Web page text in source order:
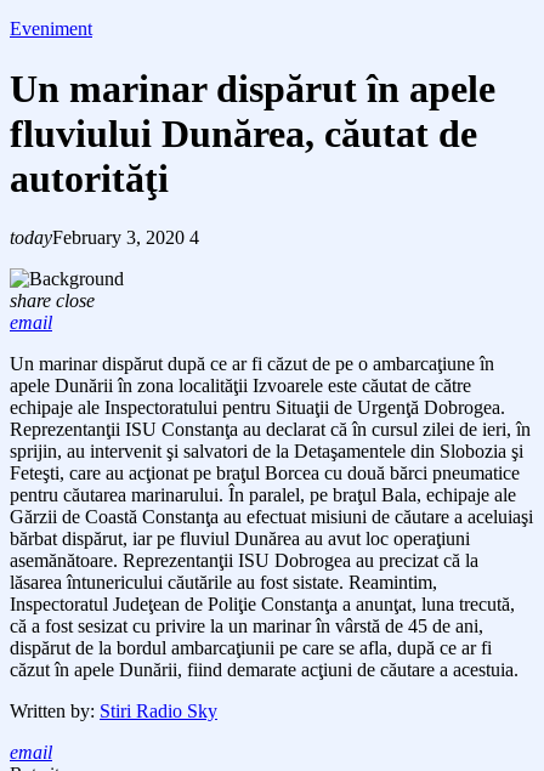
Eveniment
Un marinar dispărut în apele
fluviului Dunărea, căutat de
autorităţi
todayFebruary 3, 2020 4
share close
email
Un marinar dispărut după ce ar fi căzut de pe o ambarcaţiune în
apele Dunării în zona localităţii Izvoarele este căutat de către
echipaje ale Inspectoratului pentru Situaţii de Urgenţă Dobrogea.
Reprezentanţii ISU Constanţa au declarat că în cursul zilei de ieri, în
sprijin, au intervenit şi salvatori de la Detaşamentele din Slobozia şi
Feteşti, care au acţionat pe braţul Borcea cu două bărci pneumatice
pentru căutarea marinarului. În paralel, pe braţul Bala, echipaje ale
Gărzii de Coastă Constanţa au efectuat misiuni de căutare a aceluiaşi
bărbat dispărut, iar pe fluviul Dunărea au avut loc operaţiuni
asemănătoare. Reprezentanţii ISU Dobrogea au precizat că la
lăsarea întunericului căutările au fost sistate. Reamintim,
Inspectoratul Judeţean de Poliţie Constanţa a anunţat, luna trecută,
că a fost sesizat cu privire la un marinar în vârstă de 45 de ani,
dispărut de la bordul ambarcaţiunii pe care se afla, după ce ar fi
căzut în apele Dunării, fiind demarate acţiuni de căutare a acestuia.
Written by: Stiri Radio Sky
email